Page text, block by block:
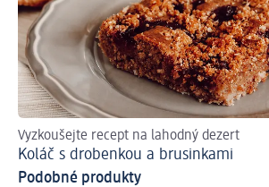
Vyzkoušejte recept na lahodný dezert
Koláč s drobenkou a brusinkami
Podobné produkty